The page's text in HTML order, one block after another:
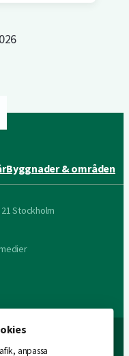
Byggnader & områden
21 Stockholm
anpassa